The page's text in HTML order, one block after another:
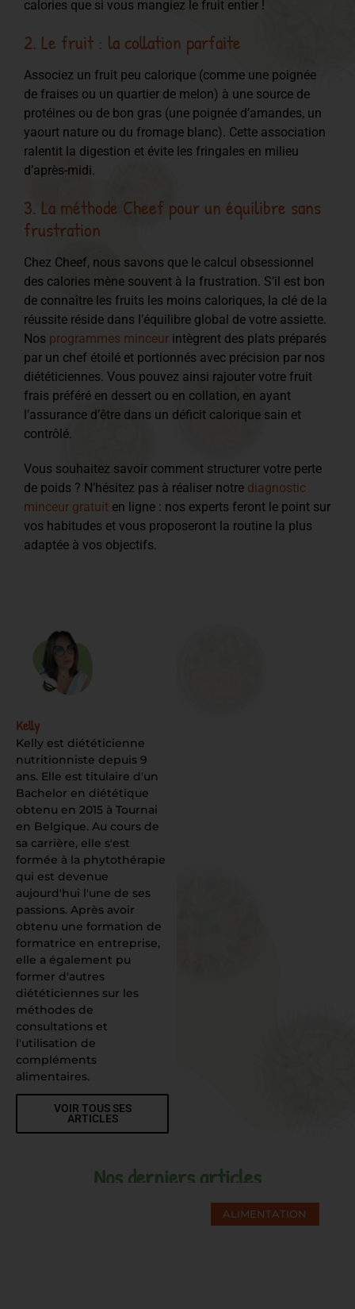
calories que si vous mangiez le fruit entier !
2. Le fruit : la collation parfaite
Associez un fruit peu calorique (comme une poignée
de fraises ou un quartier de melon) à une source de
protéines ou de bon gras (une poignée d’amandes, un
yaourt nature ou du fromage blanc). Cette association
ralentit la digestion et évite les fringales en milieu
d’après-midi.
3. La méthode Cheef pour un équilibre sans
frustration
Chez Cheef, nous savons que le calcul obsessionnel
des calories mène souvent à la frustration. S’il est bon
de connaître les fruits les moins caloriques, la clé de la
réussite réside dans l’équilibre global de votre assiette.
Nos programmes minceur intègrent des plats préparés
par un chef étoilé et portionnés avec précision par nos
diététiciennes. Vous pouvez ainsi rajouter votre fruit
frais préféré en dessert ou en collation, en ayant
l’assurance d’être dans un déficit calorique sain et
contrôlé.
Vous souhaitez savoir comment structurer votre perte
de poids ? N’hésitez pas à réaliser notre diagnostic
minceur gratuit en ligne : nos experts feront le point sur
vos habitudes et vous proposeront la routine la plus
adaptée à vos objectifs.
Kelly
Kelly est diététicienne
nutritionniste depuis 9
ans. Elle est titulaire d'un
Bachelor en diététique
obtenu en 2015 à Tournai
en Belgique. Au cours de
sa carrière, elle s'est
formée à la phytothérapie
qui est devenue
aujourd'hui l'une de ses
passions. Après avoir
obtenu une formation de
formatrice en entreprise,
elle a également pu
former d'autres
diététiciennes sur les
méthodes de
consultations et
l'utilisation de
compléments
alimentaires.
VOIR TOUS SES
ARTICLES
Nos derniers articles
ALIMENTATION